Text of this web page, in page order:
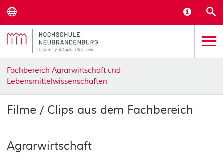
Fachbereich Agrarwirtschaft und
Lebensmittelwissenschaften
Filme / Clips aus dem Fachbereich
Agrarwirtschaft